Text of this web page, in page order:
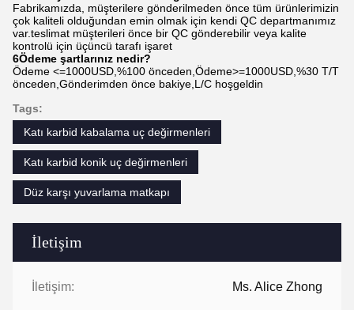
İletişim
İletişim: Ms. Alice Zhong
Fabrikamızda, müşterilere gönderilmeden önce tüm ürünlerimizin
çok kaliteli olduğundan emin olmak için kendi QC departmanımız
var.teslimat müşterileri önce bir QC gönderebilir veya kalite
kontrolü için üçüncü tarafı işaret
6Ödeme şartlarınız nedir?
Ödeme <=1000USD,%100 önceden,Ödeme>=1000USD,%30 T/T
önceden,Gönderimden önce bakiye,L/C hoşgeldin
Tags:
Katı karbid kabalama uç değirmenleri
Katı karbid konik uç değirmenleri
Düz karşı yuvarlama matkapı